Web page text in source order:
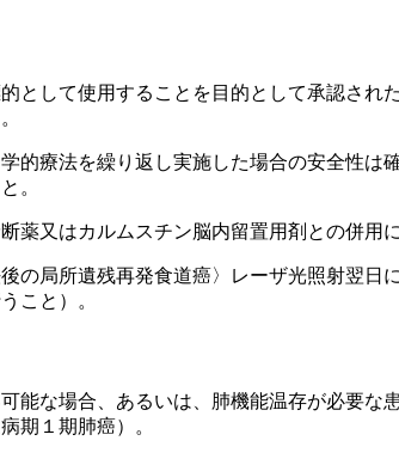
として使用することを目的として承認さ
的療法を繰り返し実施した場合の安全性
。
又はカルムスチン脳内留置用剤との併用
の局所遺残再発食道癌〉レーザ光照射翌
こと）。
能な場合、あるいは、肺機能温存が必要
期１期肺癌）。